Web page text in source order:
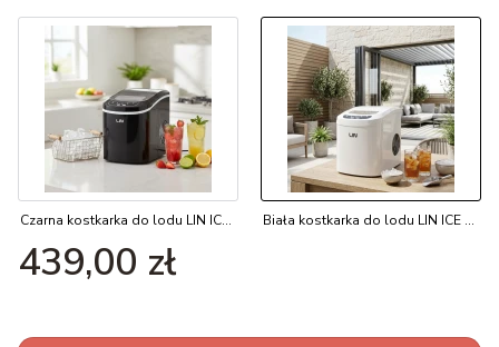
Czarna kostkarka do lodu LIN ICE PRO-B12 Biała kostkarka do lodu LIN ICE PRO-W12
Cena
439,00 zł